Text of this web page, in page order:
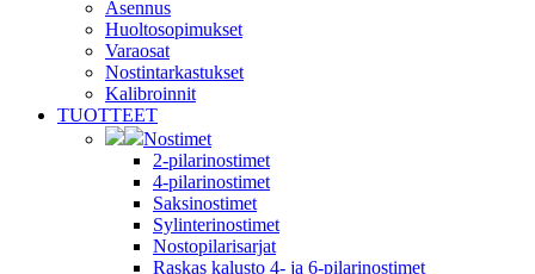
Asennus
Huoltosopimukset
Varaosat
Nostintarkastukset
Kalibroinnit
TUOTTEET
Nostimet
2-pilarinostimet
4-pilarinostimet
Saksinostimet
Sylinterinostimet
Nostopilarisarjat
Raskas kalusto 4- ja 6-pilarinostimet